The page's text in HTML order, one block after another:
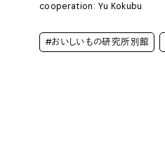
cooperation: Yu Kokubu
#おいしいもの研究所別館